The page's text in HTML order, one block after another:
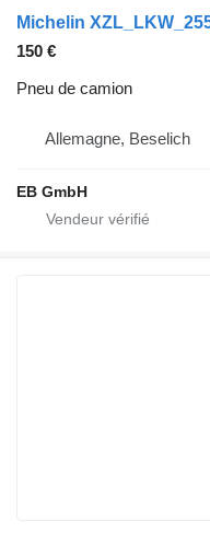
Michelin
150 €
Pneu de camion
Allemagne, Beselich
EB GmbH